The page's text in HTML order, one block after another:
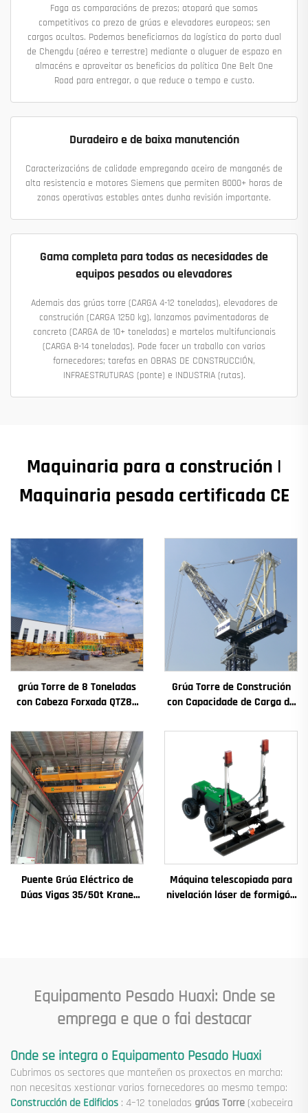
Faga as comparacións de prezos; atopará que somos
competitivos co prezo de grúas e elevadores europeos; sen
cargos ocultos. Podemos beneficiarnos da logística do porto dual
de Chengdu (aéreo e terrestre) mediante o aluguer de espazo en
almacéns e aproveitar os beneficios da política One Belt One
Road para entregar, o que reduce o tempo e custo.
Duradeiro e de baixa manutención
Caracterizacións de calidade empregando aceiro de manganés de
alta resistencia e motores Siemens que permiten 8000+ horas de
zonas operativas estables antes dunha revisión importante.
Gama completa para todas as necesidades de
equipos pesados ou elevadores
Ademais das grúas torre (CARGA 4-12 toneladas), elevadores de
construción (CARGA 1250 kg), lanzamos pavimentadoras de
concreto (CARGA de 10+ toneladas) e martelos multifuncionais
(CARGA 8-14 toneladas). Pode facer un traballo con varios
fornecedores; tarefas en OBRAS DE CONSTRUCCIÓN,
INFRAESTRUTURAS (ponte) e INDUSTRIA (rutas).
Maquinaria para a construción |
Maquinaria pesada certificada CE
grúa Torre de 8 Toneladas
con Cabeza Forxada QTZ80
Competitivo
Grúa Torre de Construción
con Capacidade de Carga de
Cambios Motor de
Engranaxes Coxinetes
Principais
Puente Grúa Eléctrico de
Dúas Vigas 35/50t Krane
Máquina telescopiada para
nivelación láser de formigón
Equipamento Pesado Huaxi: Onde se
emprega e que o fai destacar
Onde se integra o Equipamento Pesado Huaxi
Cubrimos os sectores que manteñen os proxectos en marcha:
non necesitas xestionar varios fornecedores ao mesmo tempo:
Construcción de Edificios : 4–12 toneladas grúas Torre (xabeceira